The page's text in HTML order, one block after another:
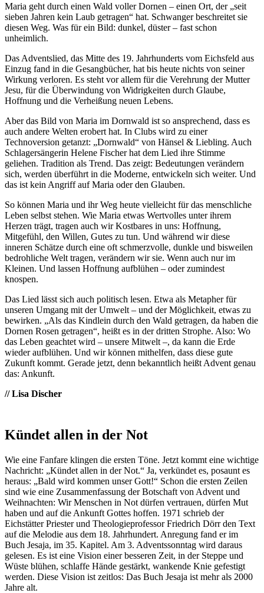
Maria geht durch einen Wald voller Dornen – einen Ort, der „seit
sieben Jahren kein Laub getragen“ hat. Schwanger beschreitet sie
diesen Weg. Was für ein Bild: dunkel, düster – fast schon
unheimlich.
Das Adventslied, das Mitte des 19. Jahrhunderts vom Eichsfeld aus
Einzug fand in die Gesangbücher, hat bis heute nichts von seiner
Wirkung verloren. Es steht vor allem für die Verehrung der Mutter
Jesu, für die Überwindung von Widrigkeiten durch Glaube,
Hoffnung und die Verheißung neuen Lebens.
Aber das Bild von Maria im Dornwald ist so ansprechend, dass es
auch andere Welten erobert hat. In Clubs wird zu einer
Technoversion getanzt: „Dornwald“ von Hänsel & Liebling. Auch
Schlagersängerin Helene Fischer hat dem Lied ihre Stimme
geliehen. Tradition als Trend. Das zeigt: Bedeutungen verändern
sich, werden überführt in die Moderne, entwickeln sich weiter. Und
das ist kein Angriff auf Maria oder den Glauben.
So können Maria und ihr Weg heute vielleicht für das menschliche
Leben selbst stehen. Wie Maria etwas Wertvolles unter ihrem
Herzen trägt, tragen auch wir Kostbares in uns: Hoffnung,
Mitgefühl, den Willen, Gutes zu tun. Und während wir diese
inneren Schätze durch eine oft schmerzvolle, dunkle und bisweilen
bedrohliche Welt tragen, verändern wir sie. Wenn auch nur im
Kleinen. Und lassen Hoffnung aufblühen – oder zumindest
knospen.
Das Lied lässt sich auch politisch lesen. Etwa als Metapher für
unseren Umgang mit der Umwelt – und der Möglichkeit, etwas zu
bewirken. „Als das Kindlein durch den Wald getragen, da haben die
Dornen Rosen getragen“, heißt es in der dritten Strophe. Also: Wo
das Leben geachtet wird – unsere Mitwelt –, da kann die Erde
wieder aufblühen. Und wir können mithelfen, dass diese gute
Zukunft kommt. Gerade jetzt, denn bekanntlich heißt Advent genau
das: Ankunft.
// Lisa Discher
Kündet allen in der Not
Wie eine Fanfare klingen die ersten Töne. Jetzt kommt eine wichtige
Nachricht: „Kündet allen in der Not.“ Ja, verkündet es, posaunt es
heraus: „Bald wird kommen unser Gott!“ Schon die ersten Zeilen
sind wie eine Zusammenfassung der Botschaft von Advent und
Weihnachten: Wir Menschen in Not dürfen vertrauen, dürfen Mut
haben und auf die Ankunft Gottes hoffen. 1971 schrieb der
Eichstätter Priester und Theologieprofessor Friedrich Dörr den Text
auf die Melodie aus dem 18. Jahrhundert. Anregung fand er im
Buch Jesaja, im 35. Kapitel. Am 3. Adventssonntag wird daraus
gelesen. Es ist eine Vision einer besseren Zeit, in der Steppe und
Wüste blühen, schlaffe Hände gestärkt, wankende Knie gefestigt
werden. Diese Vision ist zeitlos: Das Buch Jesaja ist mehr als 2000
Jahre alt.